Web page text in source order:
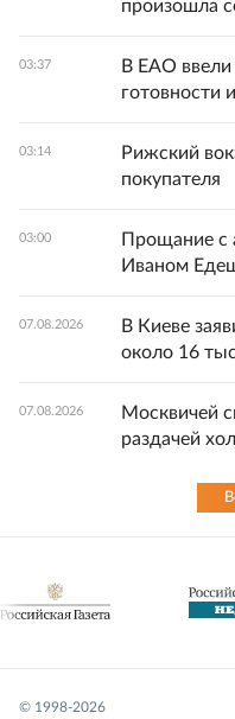
произошла
03:37
В ЕАО
готовности
03:14
Рижский
покупателя
03:00
Прощание с
Иваном
07.08.2026
В Киеве
около 16
07.08.2026
Москвичей
раздачей
© 1998-2026